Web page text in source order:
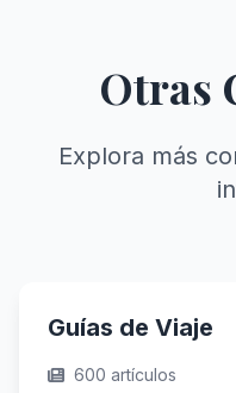
Otras
Explora más
Guías de Viaje
600 artículos